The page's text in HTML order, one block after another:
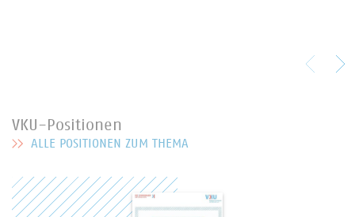
VKU-Positionen
MEHR ZU VKU-POSITIONEN
ALLE POSITIONEN ZUM THEMA